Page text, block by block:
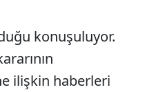
konuşuluyor.
ilişkin haberleri